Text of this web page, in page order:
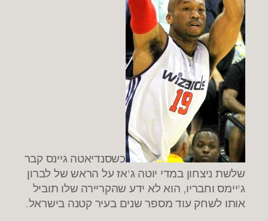
כשסנדיאטה גיינס קבר
שלשת ניצחון במדי יוטה ג'אז על הראש של לברון
ג'יימס וחבריו, הוא לא ידע שהקריירה שלו תוביל
אותו לשחק עוד מספר שנים בעיר קטנה בישראל.